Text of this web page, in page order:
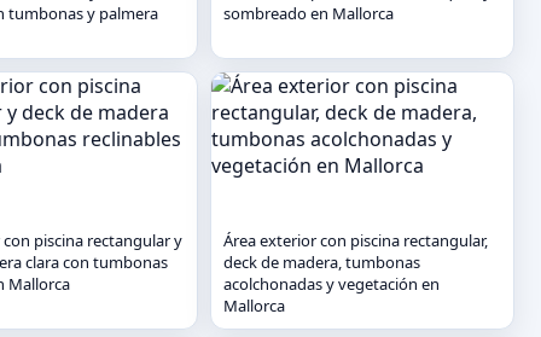
tumbonas y palmera
sombreado en Mallorca
piscina rectangular y
clara con tumbonas
Mallorca
Área exterior con piscina rectangular,
deck de madera, tumbonas
acolchonadas y vegetación en
Mallorca